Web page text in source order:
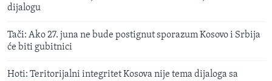
dijalogu
Tači: Ako 27. juna ne bude postignut sporazum Kosovo i Srbija
će biti gubitnici
Hoti: Teritorijalni integritet Kosova nije tema dijaloga sa